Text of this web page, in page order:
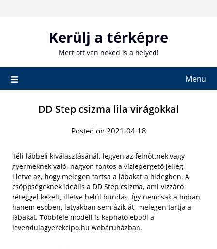
Kerülj a térképre
Mert ott van neked is a helyed!
Menu
DD Step csizma lila virágokkal
Posted on 2021-04-18
Téli lábbeli kiválasztásánál, legyen az felnőttnek vagy
gyermeknek való, nagyon fontos a vízlepergető jelleg,
illetve az, hogy melegen tartsa a lábakat a hidegben. A
csöppségeknek ideális a DD Step csizma, ami vízzáró
réteggel kezelt, illetve belül bundás. Így nemcsak a hóban,
hanem esőben, latyakban sem ázik át, melegen tartja a
lábakat. Többféle modell is kapható ebből a
levendulagyerekcipo.hu webáruházban.